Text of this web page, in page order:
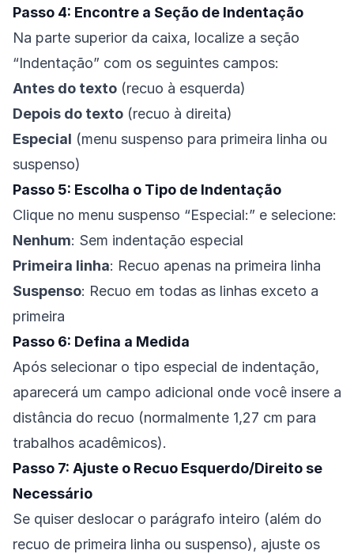
Passo 4: Encontre a Seção de Indentação
Na parte superior da caixa, localize a seção
“Indentação” com os seguintes campos:
Antes do texto (recuo à esquerda)
Depois do texto (recuo à direita)
Especial (menu suspenso para primeira linha ou
suspenso)
Passo 5: Escolha o Tipo de Indentação
Clique no menu suspenso “Especial:” e selecione:
Nenhum: Sem indentação especial
Primeira linha: Recuo apenas na primeira linha
Suspenso: Recuo em todas as linhas exceto a
primeira
Passo 6: Defina a Medida
Após selecionar o tipo especial de indentação,
aparecerá um campo adicional onde você insere a
distância do recuo (normalmente 1,27 cm para
trabalhos acadêmicos).
Passo 7: Ajuste o Recuo Esquerdo/Direito se
Necessário
Se quiser deslocar o parágrafo inteiro (além do
recuo de primeira linha ou suspenso), ajuste os